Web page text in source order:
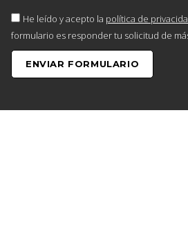
He leído y acepto la política de
formulario es responder tu solicitud de
ENVIAR FORMULARIO